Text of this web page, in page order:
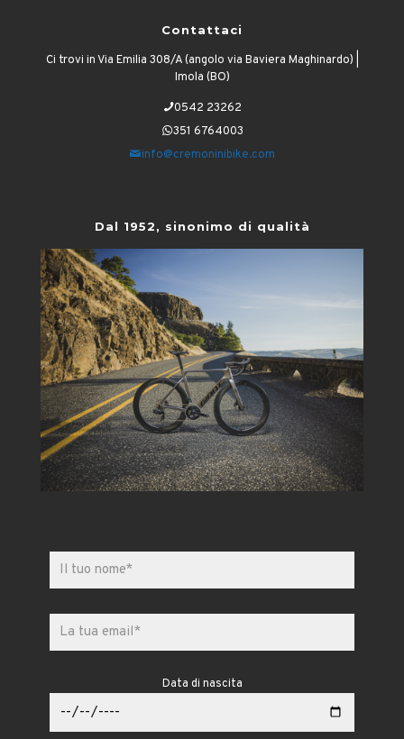
Contattaci
Ci trovi in Via Emilia 308/A (angolo via Baviera Maghinardo) |
Imola (BO)
0542 23262
351 6764003
info@cremoninibike.com
Dal 1952, sinonimo di qualità
Data di nascita